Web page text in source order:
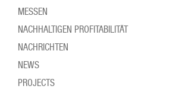
MESSEN
NACHHALTIGEN PROFITABILITÄT
NACHRICHTEN
NEWS
PROJECTS